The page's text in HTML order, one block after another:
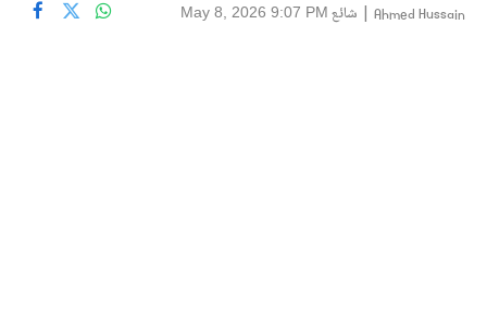
Ahmed Hussain
| شائع May 8, 2026 9:07 PM